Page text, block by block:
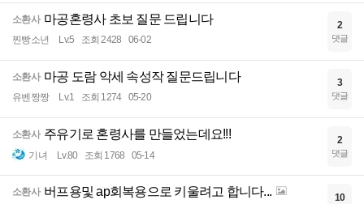
소환사 마공혼령사 초보 질문 드립니다
찐빵소년 Lv.5 조회 2428 06-02
2
댓글
소환사 마공 도람 악세 속성작 질문드립니다
유벤짱짱 Lv.1 조회 1274 05-20
3
댓글
소환사 주유기로 혼령사를 만들었는데요!!!
기녀 Lv.80 조회 1768 05-14
2
댓글
소환사 버프용및 ap회복용으로 키울려고 합니다... 10